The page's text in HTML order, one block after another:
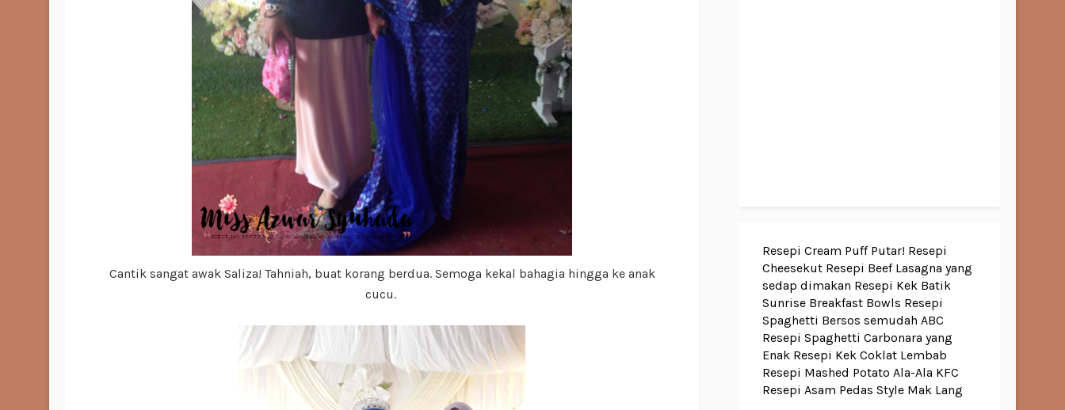
Cantik sangat awak Saliza! Tahniah, buat korang berdua. Semoga kekal bahagia hingga ke anak
cucu.
Resepi Cream Puff Putar! Resepi
Cheesekut Resepi Beef Lasagna yang
sedap dimakan Resepi Kek Batik
Sunrise Breakfast Bowls Resepi
Spaghetti Bersos semudah ABC
Resepi Spaghetti Carbonara yang
Enak Resepi Kek Coklat Lembab
Resepi Mashed Potato Ala-Ala KFC
Resepi Asam Pedas Style Mak Lang